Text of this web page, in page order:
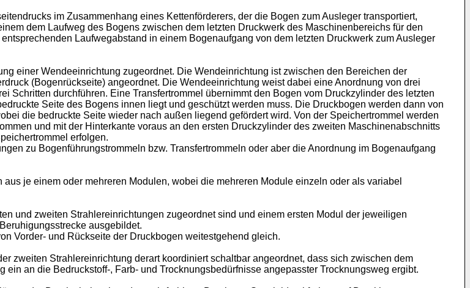
im Zusammenhang eines Kettenförderers, der die Bogen zum Ausleger transportiert,
dem Laufweg des Bogens zwischen dem letzten Druckwerk des Maschinenbereichs für den
Laufwegabstand in einem Bogenaufgang von dem letzten Druckwerk zum Ausleger
einer Wendeeinrichtung zugeordnet. Die Wendeinrichtung ist zwischen den Bereichen der
(Bogenrückseite) angeordnet. Die Wendeeinrichtung weist dabei eine Anordnung von drei
Schritten durchführen. Eine Transfertrommel übernimmt den Bogen vom Druckzylinder des letzten
Seite des Bogens innen liegt und geschützt werden muss. Die Druckbogen werden dann von
die bedruckte Seite wieder nach außen liegend gefördert wird. Von der Speichertrommel werden
und mit der Hinterkante voraus an den ersten Druckzylinder des zweiten Maschinenabschnitts
erfolgen.
zu Bogenführungstrommeln bzw. Transfertrommeln oder aber die Anordnung im Bogenaufgang
je einem oder mehreren Modulen, wobei die mehreren Module einzeln oder als variabel
und zweiten Strahlereinrichtungen zugeordnet sind und einem ersten Modul der jeweiligen
ausgebildet.
Vorder- und Rückseite der Druckbogen weitestgehend gleich.
zweiten Strahlereinrichtung derart koordiniert schaltbar angeordnet, dass sich zwischen dem
an die Bedruckstoff-, Farb- und Trocknungsbedürfnisse angepasster Trocknungsweg ergibt.